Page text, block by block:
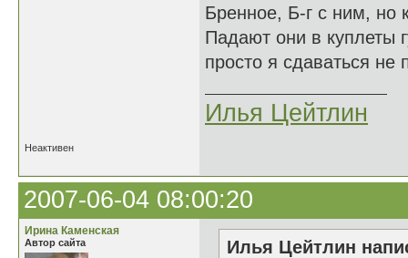
Бренное, Б-г с ним, но
Падают они в куплеты
просто я сдаваться не
Илья Цейтлин
Неактивен
2007-06-04 08:00:20
Ирина Каменская
Автор сайта
Илья Цейтлин